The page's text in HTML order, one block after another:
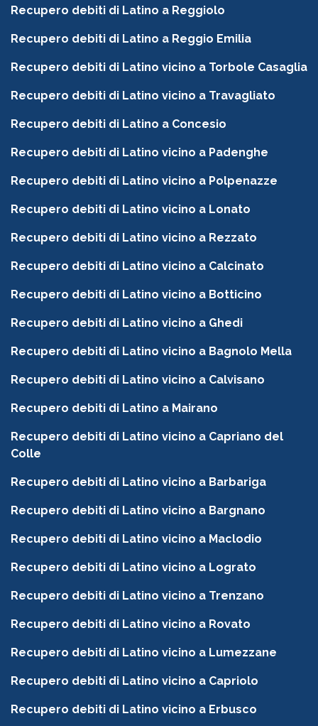
Recupero debiti di Latino a Reggiolo
Recupero debiti di Latino a Reggio Emilia
Recupero debiti di Latino vicino a Torbole Casaglia
Recupero debiti di Latino vicino a Travagliato
Recupero debiti di Latino a Concesio
Recupero debiti di Latino vicino a Padenghe
Recupero debiti di Latino vicino a Polpenazze
Recupero debiti di Latino vicino a Lonato
Recupero debiti di Latino vicino a Rezzato
Recupero debiti di Latino vicino a Calcinato
Recupero debiti di Latino vicino a Botticino
Recupero debiti di Latino vicino a Ghedi
Recupero debiti di Latino vicino a Bagnolo Mella
Recupero debiti di Latino vicino a Calvisano
Recupero debiti di Latino a Mairano
Recupero debiti di Latino vicino a Capriano del
Colle
Recupero debiti di Latino vicino a Barbariga
Recupero debiti di Latino vicino a Bargnano
Recupero debiti di Latino vicino a Maclodio
Recupero debiti di Latino vicino a Lograto
Recupero debiti di Latino vicino a Trenzano
Recupero debiti di Latino vicino a Rovato
Recupero debiti di Latino vicino a Lumezzane
Recupero debiti di Latino vicino a Capriolo
Recupero debiti di Latino vicino a Erbusco